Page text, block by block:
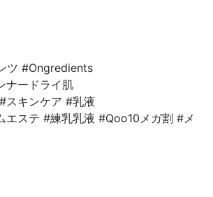
ツ #Ongredients
ナードライ肌
スキンケア #乳液
エステ #練乳乳液 #Qoo10メガ割 #メ